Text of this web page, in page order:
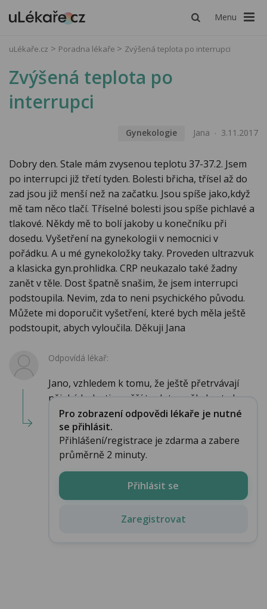
Menu
uLékaře.cz Poradna lékaře Zvýšená teplota po interrupci
Zvýšená teplota po
interrupci
Gynekologie Jana 3.11.2017
Dobry den. Stale mám zvysenou teplotu 37-37.2. Jsem
po interrupci již třetí tyden. Bolesti břicha, třísel až do
zad jsou již menší než na začatku. Jsou spíše jako,když
mě tam něco tlačí. Tříselné bolesti jsou spíše pichlavé a
tlakové. Někdy mě to bolí jakoby u konečníku při
dosedu. Vyšetření na gynekologii v nemocnici v
pořádku. A u mé gynekoložky taky. Proveden ultrazvuk
a klasicka gyn.prohlidka. CRP neukazalo také žadny
zanět v těle. Dost špatně snašim, že jsem interrupci
podstoupila. Nevim, zda to neni psychického původu.
Můžete mi doporučit vyšetření, které bych měla ještě
podstoupit, abych vyloučila. Děkuji Jana
Odpovídá lékař:
Jano, vzhledem k tomu, že ještě přetrvávají
nějaké bolesti a vyšší teplota, měla byste b...
Pro zobrazení odpovědi lékaře je nutné
se přihlásit.
Přihlášení/registrace je zdarma a zabere
průměrně 2 minuty.
Přihlásit se
Zaregistrovat